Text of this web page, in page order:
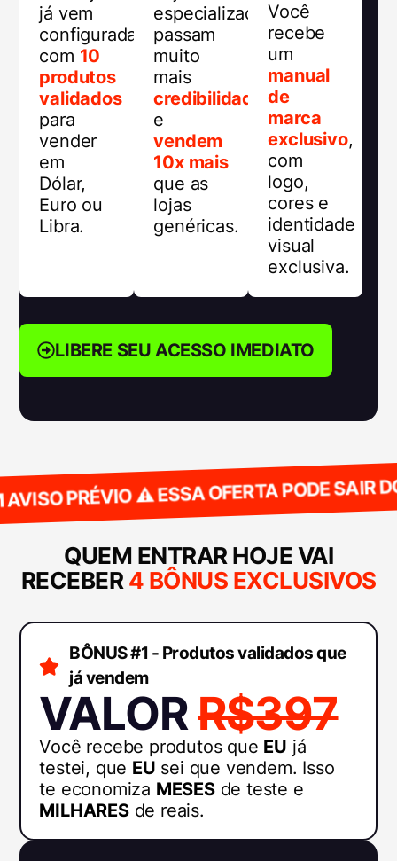
já vem
configurada
com 10
produtos
validados
para
vender
em
Dólar,
Euro ou
Libra.
especializadas
passam
muito
mais
credibilidade
e
vendem
10x mais
que as
lojas
genéricas.
Você
recebe
um
manual
de
marca
exclusivo,
com
logo,
cores e
identidade
visual
exclusiva.
LIBERE SEU ACESSO IMEDIATO
⚠️ ESSA OFERTA PODE
QUEM ENTRAR HOJE VAI
RECEBER4 BÔNUS EXCLUSIVOS
BÔNUS #1 - Produtos validados que
já vendem
VALORR$397
Você recebe produtos que EU já
testei, que EU sei que vendem. Isso
te economiza MESESde teste e
MILHARESde reais.